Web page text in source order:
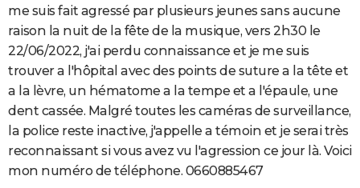
me suis fait agressé par plusieurs jeunes sans aucune
raison la nuit de la fête de la musique, vers 2h30 le
22/06/2022, j'ai perdu connaissance et je me suis
trouver a l'hôpital avec des points de suture a la tête et
a la lèvre, un hématome a la tempe et a l'épaule, une
dent cassée. Malgré toutes les caméras de surveillance,
la police reste inactive, j'appelle a témoin et je serai très
reconnaissant si vous avez vu l'agression ce jour là. Voici
mon numéro de téléphone. 0660885467